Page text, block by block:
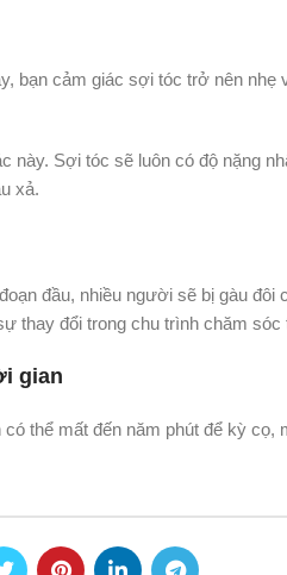
bạn cảm giác sợi tóc trở nên nhẹ
này. Sợi tóc sẽ luôn có độ nặng
xả.
đầu, nhiều người sẽ bị gàu đôi
thay đổi trong chu trình chăm sóc
gian
thể mất đến năm phút để kỳ cọ,